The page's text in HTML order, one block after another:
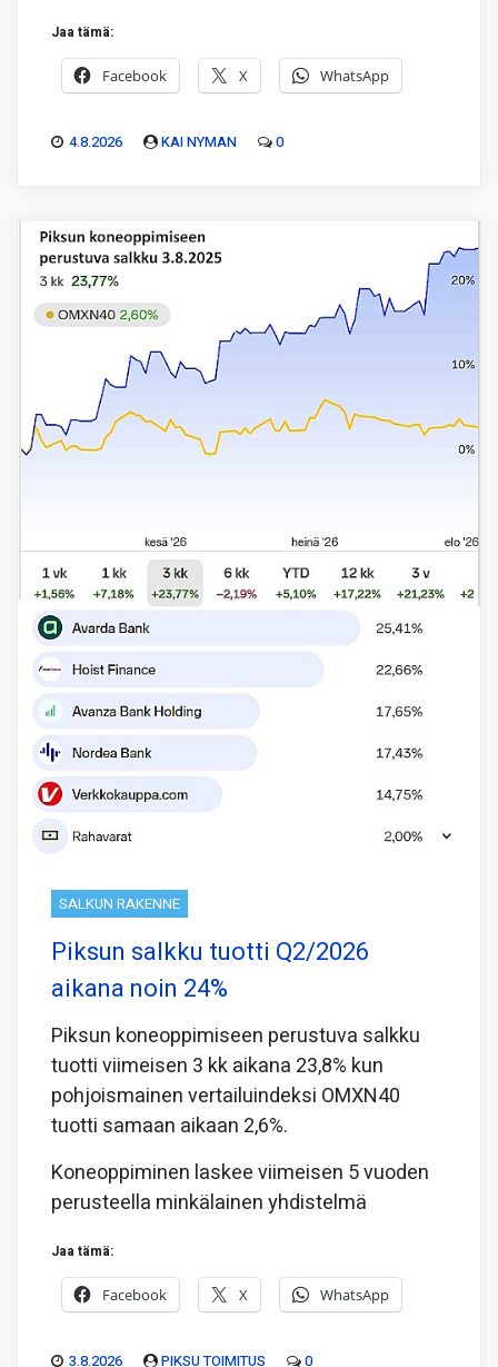
Jaa tämä:
Facebook X WhatsApp
4.8.2026 KAI NYMAN 0
SALKUN RAKENNE
Piksun salkku tuotti Q2/2026
aikana noin 24%
Piksun koneoppimiseen perustuva salkku
tuotti viimeisen 3 kk aikana 23,8% kun
pohjoismainen vertailuindeksi OMXN40
tuotti samaan aikaan 2,6%.
Koneoppiminen laskee viimeisen 5 vuoden
perusteella minkälainen yhdistelmä
Jaa tämä:
Facebook X WhatsApp
3.8.2026 PIKSU TOIMITUS 0